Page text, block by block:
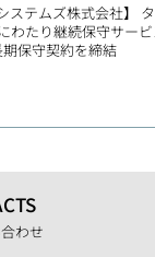
ステムズ株式会社】
わたり継続保守サービ
保守契約を締結
わせ